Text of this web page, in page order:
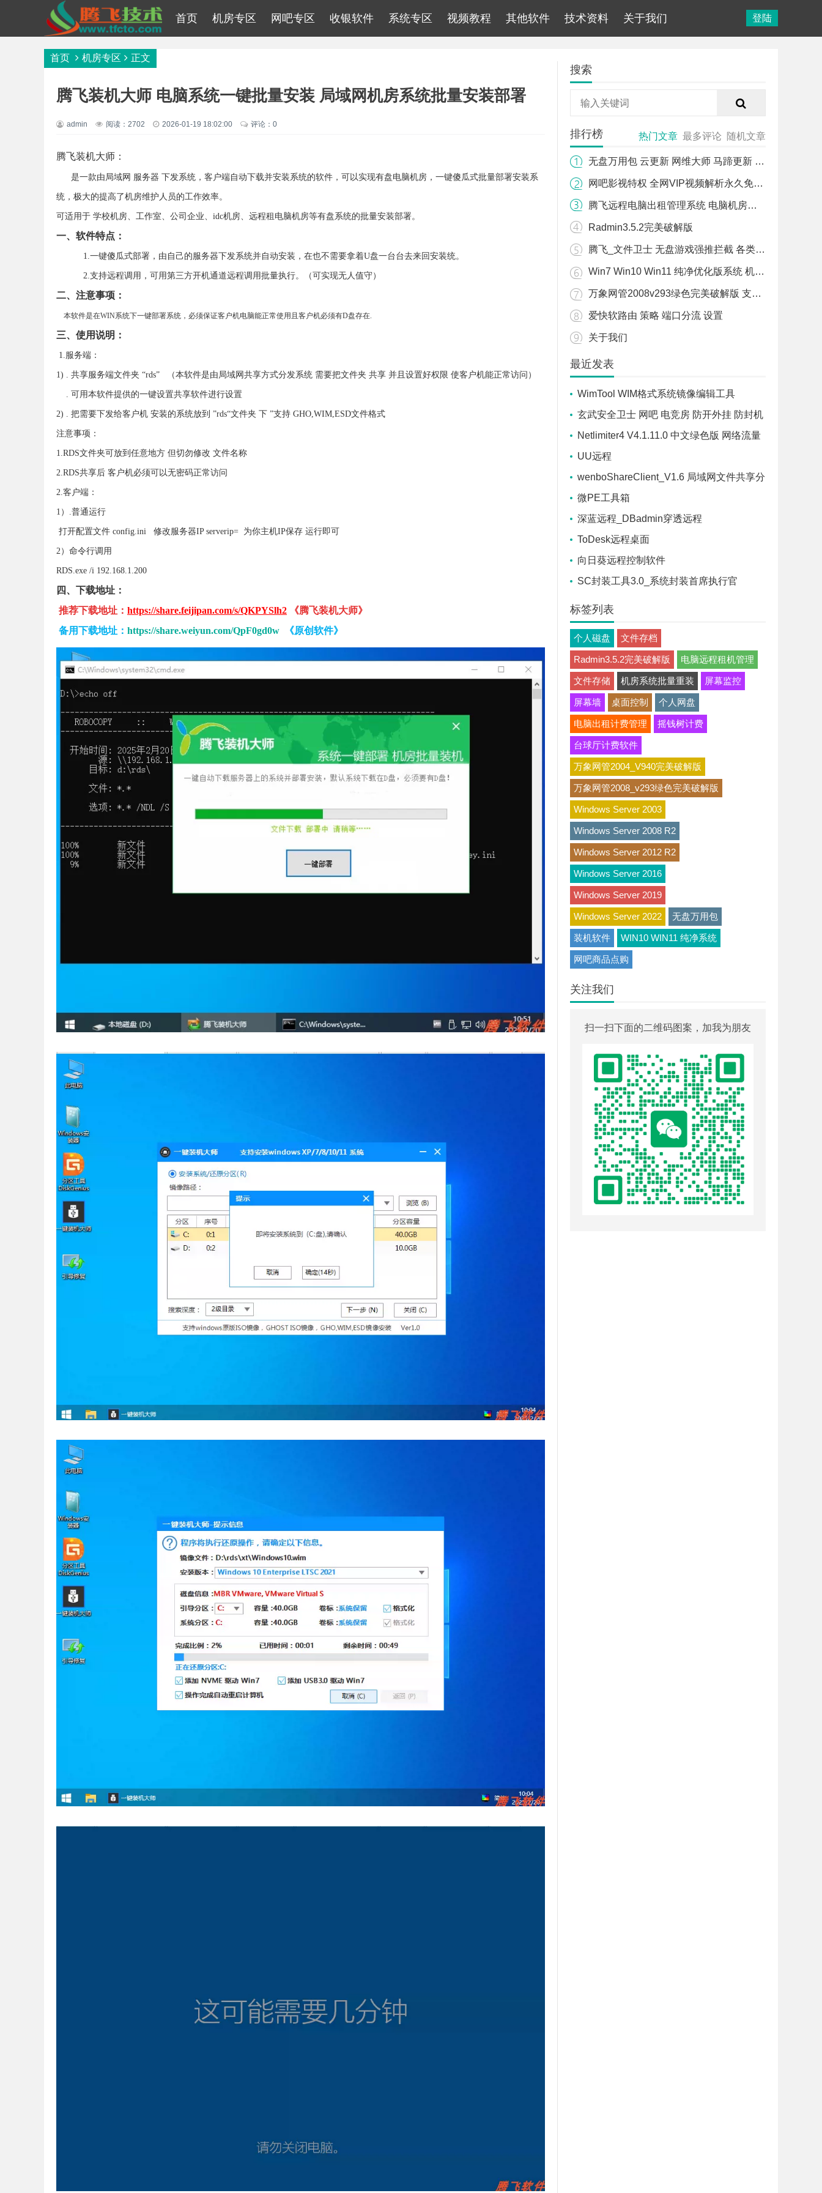
首页 机房专区 网吧专区 收银软件 系统专区 视频教程 其他软件 技术资料 关于我们 登陆
首页 机房专区 正文
腾飞装机大师 电脑系统一键批量安装 局域网机房系统批量安装部署
admin 阅读：2702 2026-01-19 18:02:00 评论：0
腾飞装机大师：
是一款由局域网 服务器 下发系统，客户端自动下载并安装系统的软件，可以实现有盘电脑机房，一键傻瓜式批量部署安装系
统，极大的提高了机房维护人员的工作效率。
可适用于 学校机房、工作室、公司企业、idc机房、远程租电脑机房等有盘系统的批量安装部署。
一、软件特点：
1.一键傻瓜式部署，由自己的服务器下发系统并自动安装，在也不需要拿着U盘一台台去来回安装统。
2.支持远程调用，可用第三方开机通道远程调用批量执行。（可实现无人值守）
二、注意事项：
本软件是在WIN系统下一键部署系统，必须保证客户机电脑能正常使用且客户机必须有D盘存在.
三、使用说明：
1.服务端：
1) . 共享服务端文件夹 “rds” （本软件是由局域网共享方式分发系统 需要把文件夹 共享 并且设置好权限 使客户机能正常访问）
. 可用本软件提供的一键设置共享软件进行设置
2) . 把需要下发给客户机 安装的系统放到 ”rds“文件夹 下 ”支持 GHO,WIM,ESD文件格式
注意事项：
1.RDS文件夹可放到任意地方 但切勿修改 文件名称
2.RDS共享后 客户机必须可以无密码正常访问
2.客户端：
1）.普通运行
打开配置文件 config.ini 修改服务器IP serverip= 为你主机IP保存 运行即可
2）命令行调用
RDS.exe /i 192.168.1.200
四、下载地址：
推荐下载地址： https://share.feijipan.com/s/QKPYSlh2 《腾飞装机大师》
备用下载地址： https://share.weiyun.com/QpF0gd0w 《原创软件》
搜索
排行榜 热门文章 最多评论 随机文章
无盘万用包 云更新 网维大师 马蹄更新 易乐游 WIN10 WIN11万用包
网吧影视特权 全网VIP视频解析永久免费版
腾飞远程电脑出租管理系统 电脑机房管理 计时 计费 监控 用户管理软件
Radmin3.5.2完美破解版
腾飞_文件卫士 无盘游戏强推拦截 各类无盘 游戏强推拦截 无盘游戏文件拦截
Win7 Win10 Win11 纯净优化版系统 机房专用系统
万象网管2008v293绿色完美破解版 支持WIN7/WIN10/WIN11
爱快软路由 策略 端口分流 设置
关于我们
最近发表
WimTool WIM格式系统镜像编辑工具
玄武安全卫士 网吧 电竞房 防开外挂 防封机
器码 防盗号 防御软件
Netlimiter4 V4.1.11.0 中文绿色版 网络流量
控制软件
UU远程
wenboShareClient_V1.6 局域网文件共享分
享工具
微PE工具箱
深蓝远程_DBadmin穿透远程
ToDesk远程桌面
向日葵远程控制软件
SC封装工具3.0_系统封装首席执行官
标签列表
个人磁盘 文件存档
Radmin3.5.2完美破解版 电脑远程租机管理
文件存储 机房系统批量重装 屏幕监控
屏幕墙 桌面控制 个人网盘
电脑出租计费管理 摇钱树计费
台球厅计费软件
万象网管2004_V940完美破解版
万象网管2008_v293绿色完美破解版
Windows Server 2003
Windows Server 2008 R2
Windows Server 2012 R2
Windows Server 2016
Windows Server 2019
Windows Server 2022 无盘万用包
装机软件 WIN10 WIN11 纯净系统
网吧商品点购
关注我们
扫一扫下面的二维码图案，加我为朋友